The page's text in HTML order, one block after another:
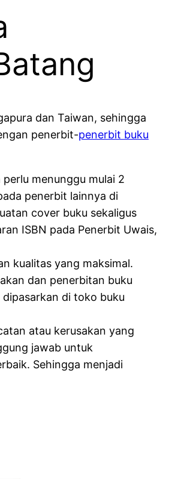
dan Taiwan, sehingga
penerbit-penerbit buku
menunggu mulai 2
penerbit lainnya di
cover buku sekaligus
ISBN pada Penerbit Uwais,
kualitas yang maksimal.
dan penerbitan buku
di toko buku
atau kerusakan yang
jawab untuk
Sehingga menjadi